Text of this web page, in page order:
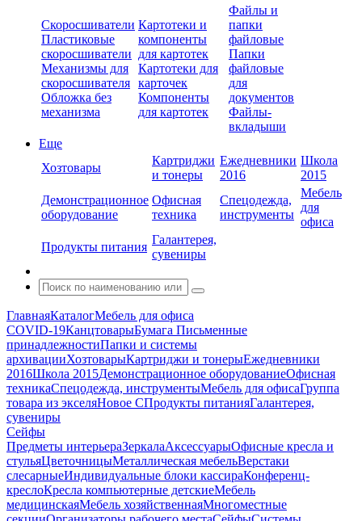
Скоросшиватели
Пластиковые
скоросшиватели
Механизмы для
скоросшивателя
Обложка без
механизма
Картотеки и
компоненты
для картотек
Картотеки для
карточек
Компоненты
для картотек
Файлы и
папки
файловые
Папки
файловые
для
документов
Файлы-
вкладыши
Еще
Хозтовары
Картриджи
и тонеры
Ежедневники
2016
Школа
2015
Демонстрационное
оборудование
Офисная
техника
Спецодежда,
инструменты
Мебель
для
офиса
Продукты питания
Галантерея,
сувениры
ГлавнаяКаталогМебель для офиса
COVID-19КанцтоварыБумага Письменные
принадлежностиПапки и системы
архивацииХозтоварыКартриджи и тонерыЕжедневники
2016Школа 2015Демонстрационное оборудованиеОфисная
техникаСпецодежда, инструментыМебель для офисаГруппа
товара из экселяНовое СПродукты питанияГалантерея,
сувениры
Сейфы
Предметы интерьераЗеркалаАксессуарыОфисные кресла и
стульяЦветочницыМеталлическая мебельВерстаки
слесарныеИндивидуальные блоки кассираКонференц-
креслоКресла компьютерные детскиеМебель
медицинскаяМебель хозяйственнаяМногоместные